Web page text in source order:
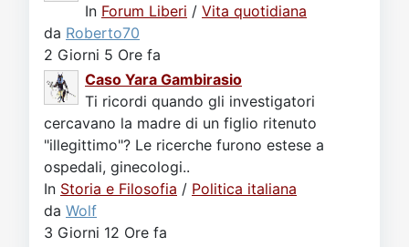
In Forum Liberi / Vita quotidiana
da Roberto70
2 Giorni 5 Ore fa
Caso Yara Gambirasio
Ti ricordi quando gli investigatori
cercavano la madre di un figlio ritenuto
"illegittimo"? Le ricerche furono estese a
ospedali, ginecologi..
In Storia e Filosofia / Politica italiana
da Wolf
3 Giorni 12 Ore fa